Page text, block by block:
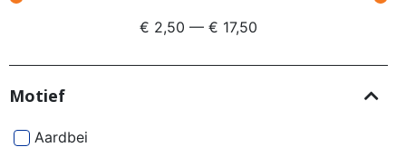
€ 2,50 — € 17,50
Motief
Aardbei